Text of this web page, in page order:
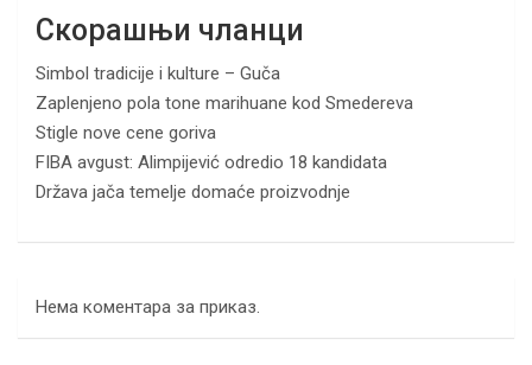
Скорашњи чланци
Simbol tradicije i kulture – Guča
Zaplenjeno pola tone marihuane kod Smedereva
Stigle nove cene goriva
FIBA avgust: Alimpijević odredio 18 kandidata
Država jača temelje domaće proizvodnje
Нема коментара за приказ.